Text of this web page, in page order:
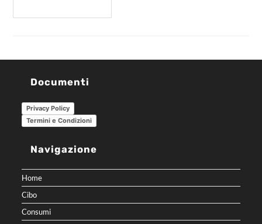
Documenti
Privacy Policy
Termini e Condizioni
Navigazione
Home
Cibo
Consumi